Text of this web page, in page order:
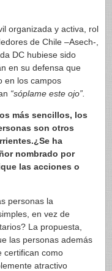
organizada y activa, rol
de Chile –Asech-,
DC hubiese sido
en su defensa que
en los campos
“sóplame este ojo”.
más sencillos, los
son otros
ha
nombrado por
las acciones o
personas la
en vez de
La propuesta,
las personas además
certifican como
atractivo